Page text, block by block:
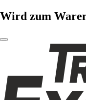
Wird zum